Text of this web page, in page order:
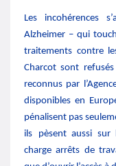
Les incohérences
Alzheimer – qui
traitements contre
Charcot sont
reconnus par
disponibles en
pénalisent pas
ils
pèsent aussi sur
charge arrêts de